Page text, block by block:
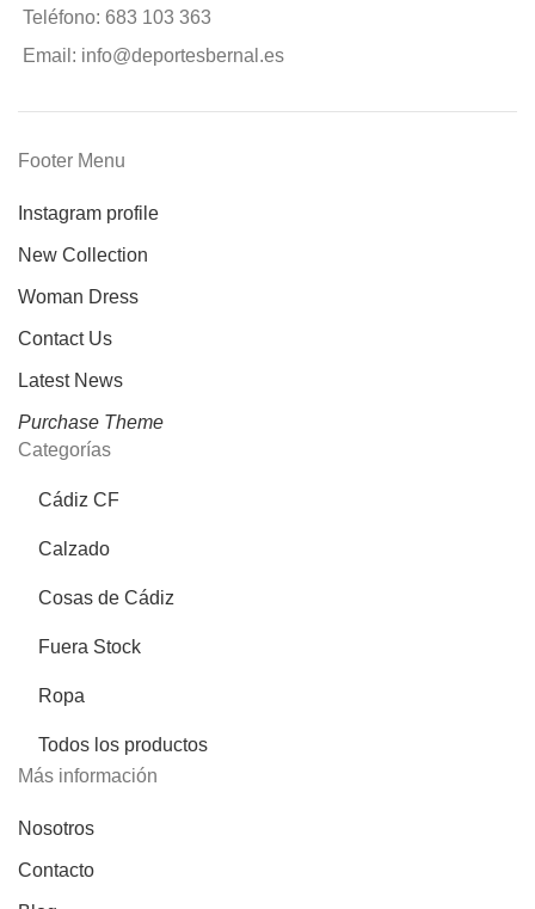
Teléfono: 683 103 363
Email: info@deportesbernal.es
Footer Menu
Instagram profile
New Collection
Woman Dress
Contact Us
Latest News
Purchase Theme
Categorías
Cádiz CF
Calzado
Cosas de Cádiz
Fuera Stock
Ropa
Todos los productos
Más información
Nosotros
Contacto